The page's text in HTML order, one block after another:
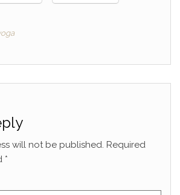
will not be published. Required
*